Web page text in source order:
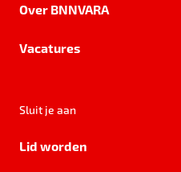
Over BNNVARA
Vacatures
Sluit je aan
Lid worden